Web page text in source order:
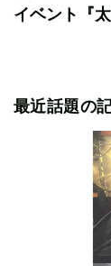
イベント『
最近話題の